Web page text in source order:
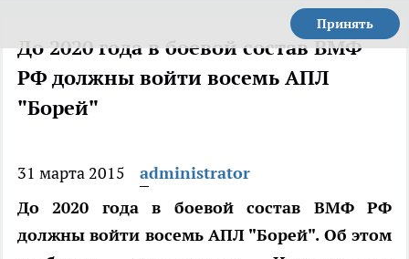
Принять
До 2020 года в боевой состав ВМФ
РФ должны войти восемь АПЛ
"Борей"
31 марта 2015
administrator
До 2020 года в боевой состав ВМФ РФ
должны войти восемь АПЛ "Борей". Об этом